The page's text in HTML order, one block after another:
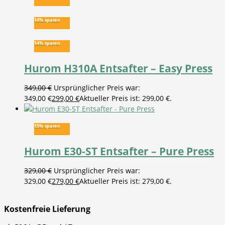
14% sparen
14% sparen
Hurom H310A Entsafter – Easy Press
349,00€ Ursprünglicher Preis war:
349,00 €299,00 €Aktueller Preis ist: 299,00 €.
15% sparen
Hurom E30-ST Entsafter – Pure Press
329,00€ Ursprünglicher Preis war:
329,00 €279,00 €Aktueller Preis ist: 279,00 €.
Kostenfreie Lieferung